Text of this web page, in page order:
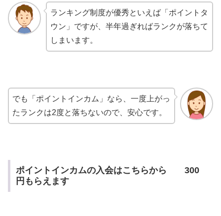
ランキング制度が優秀といえば「ポイントタ
ウン」ですが、半年過ぎればランクが落ちて
しまいます。
でも「ポイントインカム」なら、一度上がっ
たランクは2度と落ちないので、安心です。
ポイントインカムの入会はこちらから 300
円もらえます